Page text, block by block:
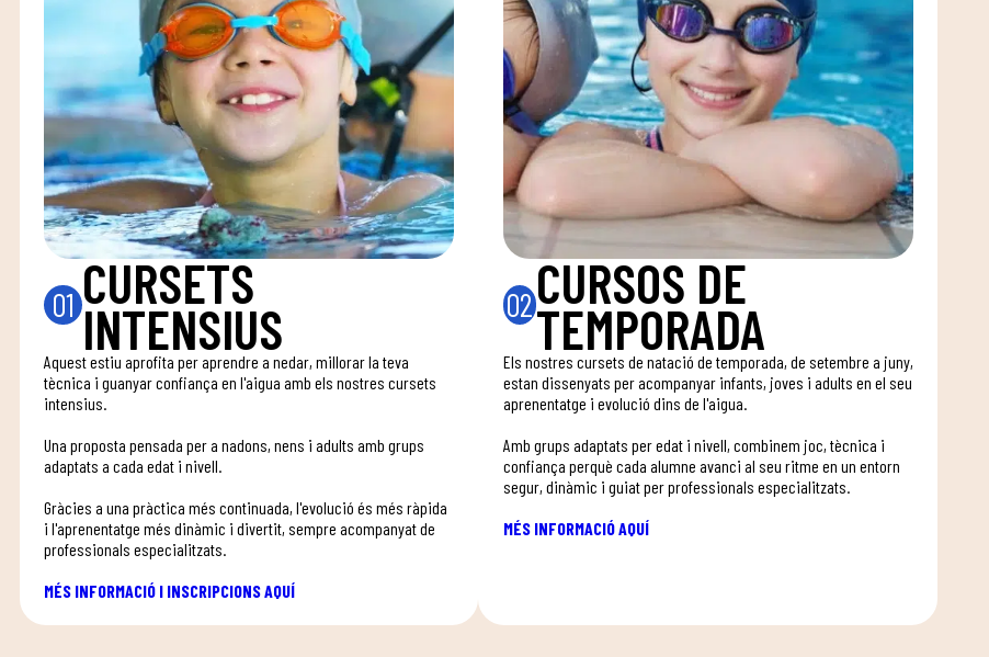
01 CURSETS
INTENSIUS
Aquest estiu aprofita per aprendre a nedar, millorar la teva
tècnica i guanyar confiança en l'aigua amb els nostres cursets
intensius.
Una proposta pensada per a nadons, nens i adults amb grups
adaptats a cada edat i nivell.
Gràcies a una pràctica més continuada, l'evolució és més ràpida
i l'aprenentatge més dinàmic i divertit, sempre acompanyat de
professionals especialitzats.
MÉS INFORMACIÓ I INSCRIPCIONS AQUÍ
02CURSOS DE
TEMPORADA
Els nostres cursets de natació de temporada, de setembre a juny,
estan dissenyats per acompanyar infants, joves i adults en el seu
aprenentatge i evolució dins de l'aigua.
Amb grups adaptats per edat i nivell, combinem joc, tècnica i
confiança perquè cada alumne avanci al seu ritme en un entorn
segur, dinàmic i guiat per professionals especialitzats.
MÉS INFORMACIÓ AQUÍ